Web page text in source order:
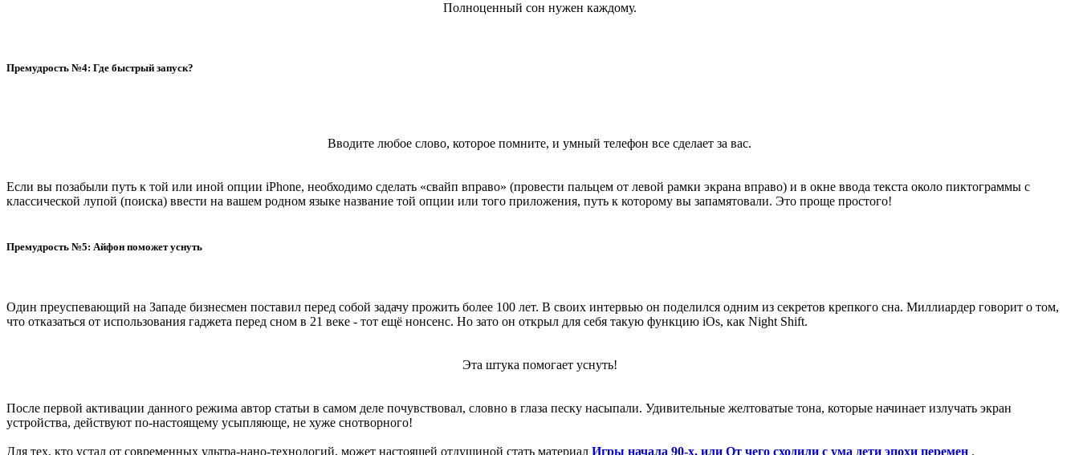
Полноценный сон нужен каждому.
Премудрость №4: Где быстрый запуск?
Вводите любое слово, которое помните, и умный телефон все сделает за вас.
Если вы позабыли путь к той или иной опции iPhone, необходимо сделать «свайп вправо» (провести пальцем от левой рамки экрана вправо) и в окне ввода текста около пиктограммы с
классической лупой (поиска) ввести на вашем родном языке название той опции или того приложения, путь к которому вы запамятовали. Это проще простого!
Премудрость №5: Айфон поможет уснуть
Один преуспевающий на Западе бизнесмен поставил перед собой задачу прожить более 100 лет. В своих интервью он поделился одним из секретов крепкого сна. Миллиардер говорит о том,
что отказаться от использования гаджета перед сном в 21 веке - тот ещё нонсенс. Но зато он открыл для себя такую функцию iOs, как Night Shift.
Эта штука помогает уснуть!
После первой активации данного режима автор статьи в самом деле почувствовал, словно в глаза песку насыпали. Удивительные желтоватые тона, которые начинает излучать экран
устройства, действуют по-настоящему усыпляюще, не хуже снотворного!
Для тех, кто устал от современных ультра-нано-технологий, может настоящей отдушиной стать материал Игры начала 90-х, или От чего сходили с ума дети эпохи перемен .